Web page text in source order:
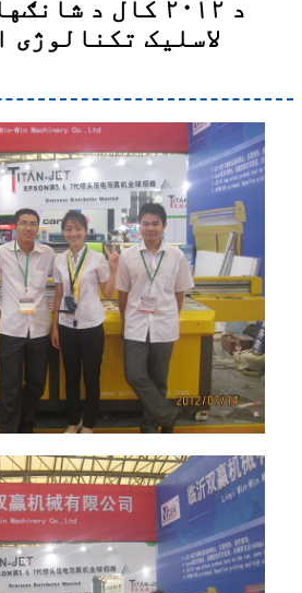
د ۲۰۱۲ کال د
لاسلیک تکنالوژی